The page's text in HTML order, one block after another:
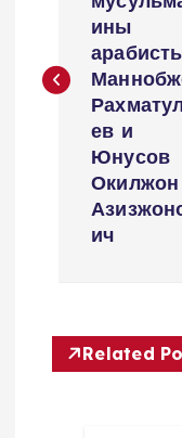
t
g
a
ины
ев и
Юнусов
Окилжон
ич
Related